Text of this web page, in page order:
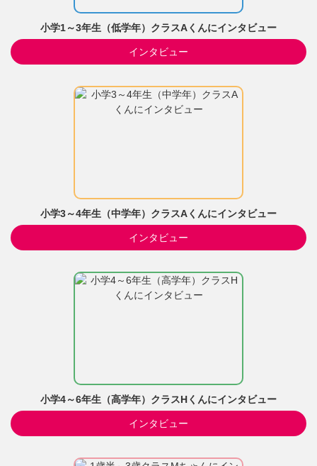
小学1～3年生（低学年）クラスAくんにインタビュー
インタビュー
小学3～4年生（中学年）クラスAくんにインタビュー
インタビュー
小学4～6年生（高学年）クラスHくんにインタビュー
インタビュー